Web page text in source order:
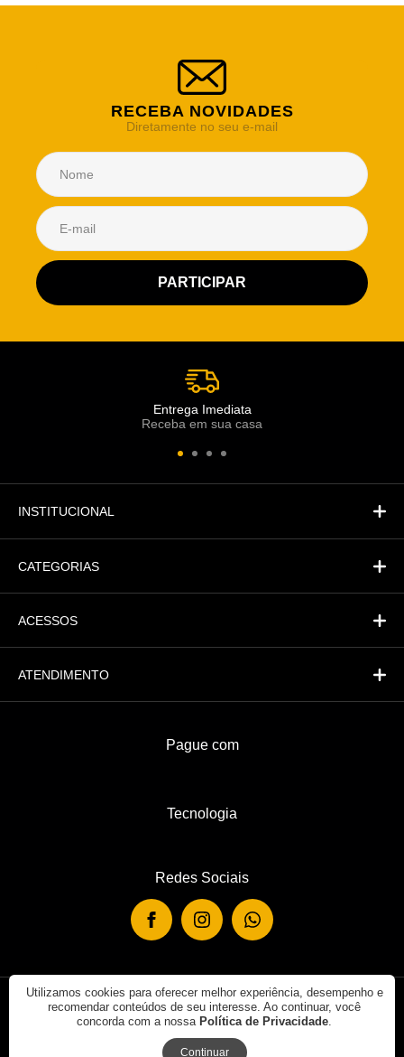
RECEBA NOVIDADES
Diretamente no seu e-mail
Entrega Imediata
Receba em sua casa
INSTITUCIONAL
CATEGORIAS
ACESSOS
ATENDIMENTO
Pague com
Tecnologia
Redes Sociais
© 2019 - Rei de Casa. Todos os direitos reservados.
Atendimento Rei de Casa
Utilizamos cookies para oferecer melhor experiência, desempenho e
recomendar conteúdos de seu interesse. Ao continuar, você
concorda com a nossa Política de Privacidade.
Continuar